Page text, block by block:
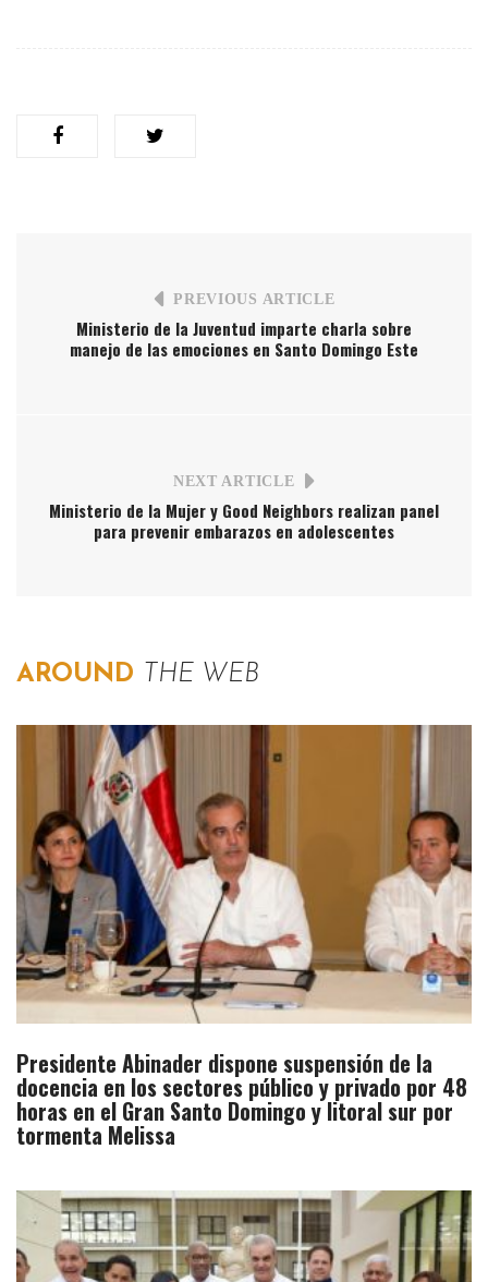
PREVIOUS ARTICLE
Ministerio de la Juventud imparte charla sobre
manejo de las emociones en Santo Domingo Este
NEXT ARTICLE
Ministerio de la Mujer y Good Neighbors realizan panel
para prevenir embarazos en adolescentes
AROUND THE WEB
Presidente Abinader dispone suspensión de la
docencia en los sectores público y privado por 48
horas en el Gran Santo Domingo y litoral sur por
tormenta Melissa